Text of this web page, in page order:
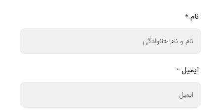
نام *
ایمیل *